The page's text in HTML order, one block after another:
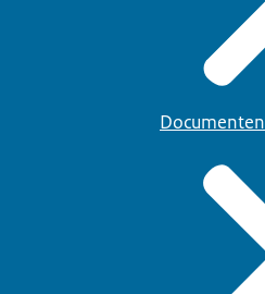
Documenten